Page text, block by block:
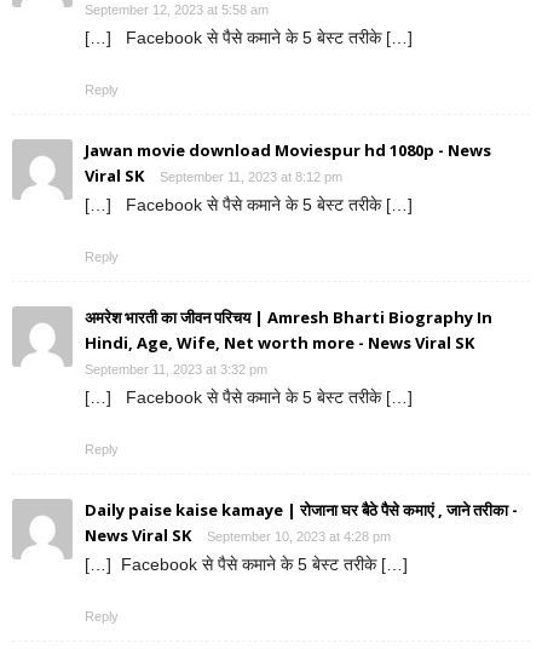
September 12, 2023 at 5:58 am
[…] Facebook से पैसे कमाने के 5 बेस्ट तरीके […]
Reply
Jawan movie download Moviespur hd 1080p - News
Viral SK
September 11, 2023 at 8:12 pm
[…] Facebook से पैसे कमाने के 5 बेस्ट तरीके […]
Reply
अमरेश भारती का जीवन परिचय | Amresh Bharti Biography In
Hindi, Age, Wife, Net worth more - News Viral SK
September 11, 2023 at 3:32 pm
[…] Facebook से पैसे कमाने के 5 बेस्ट तरीके […]
Reply
Daily paise kaise kamaye | रोजाना घर बैठे पैसे कमाएं , जाने तरीका -
News Viral SK
September 10, 2023 at 4:28 pm
[…] Facebook से पैसे कमाने के 5 बेस्ट तरीके […]
Reply